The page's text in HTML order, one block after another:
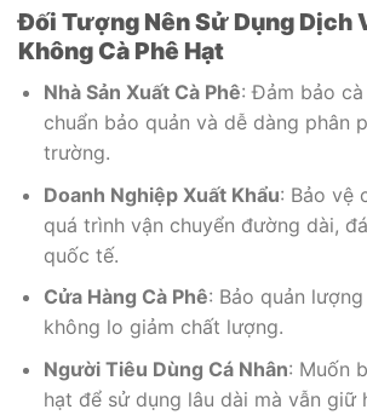
Đối Tượng Nên Sử Dụng Dịch
Không Cà Phê Hạt
Nhà Sản Xuất Cà Phê: Đảm bảo
chuẩn bảo quản và dễ dàng phân
trường.
Doanh Nghiệp Xuất Khẩu: Bảo vệ
quá trình vận chuyển đường dài,
quốc tế.
Cửa Hàng Cà Phê: Bảo quản
không lo giảm chất lượng.
Người Tiêu Dùng Cá Nhân: Muốn
hạt để sử dụng lâu dài mà vẫn giữ